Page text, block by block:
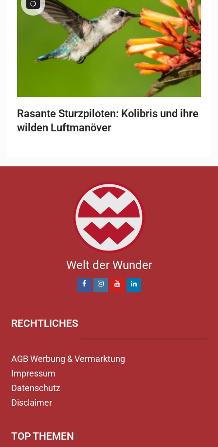
Rasante Sturzpiloten: Kolibris und ihre
wilden Luftmanöver
Welt der Wunder
RECHTLICHES
AGB Werbung & Vermarktung
Impressum
Datenschutz
Disclaimer
TOP THEMEN